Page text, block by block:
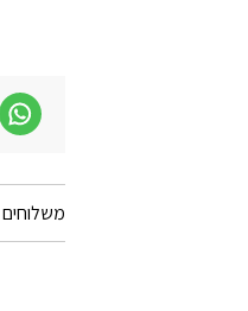
משלוחים